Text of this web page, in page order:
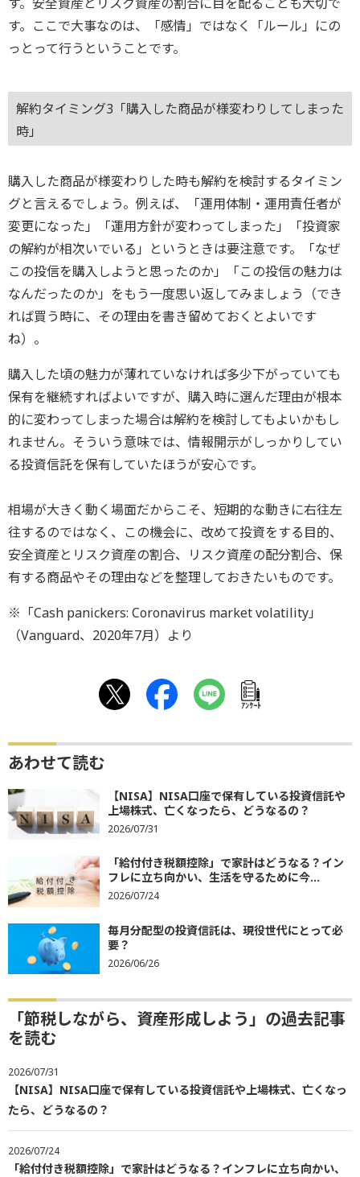
す。ここで大事なのは、「感情」ではなく「ルール」にの
っとって行うということです。
解約タイミング3「購入した商品が様変わりしてしまった
時」
購入した商品が様変わりした時も解約を検討するタイミン
グと言えるでしょう。例えば、「運用体制・運用責任者が
変更になった」「運用方針が変わってしまった」「投資家
の解約が相次いでいる」というときは要注意です。「なぜ
この投信を購入しようと思ったのか」「この投信の魅力は
なんだったのか」をもう一度思い返してみましょう（でき
れば買う時に、その理由を書き留めておくとよいです
ね）。
購入した頃の魅力が薄れていなければ多少下がっていても
保有を継続すればよいですが、購入時に選んだ理由が根本
的に変わってしまった場合は解約を検討してもよいかもし
れません。そういう意味では、情報開示がしっかりしてい
る投資信託を保有していたほうが安心です。
相場が大きく動く場面だからこそ、短期的な動きに右往左
往するのではなく、この機会に、改めて投資をする目的、
安全資産とリスク資産の割合、リスク資産の配分割合、保
有する商品やその理由などを整理しておきたいものです。
※「Cash panickers: Coronavirus market volatility」
（Vanguard、2020年7月）より
ｱﾝｹｰﾄ
あわせて読む
【NISA】NISA口座で保有している投資信託や
上場株式、亡くなったら、どうなるの？
2026/07/31
「給付付き税額控除」で家計はどうなる？イン
フレに立ち向かい、生活を守るために今...
2026/07/24
毎月分配型の投資信託は、現役世代にとって必
要？
2026/06/26
「節税しながら、資産形成しよう」の過去記事
を読む
2026/07/31
【NISA】NISA口座で保有している投資信託や上場株式、亡くなっ
たら、どうなるの？
2026/07/24
「給付付き税額控除」で家計はどうなる？インフレに立ち向かい、